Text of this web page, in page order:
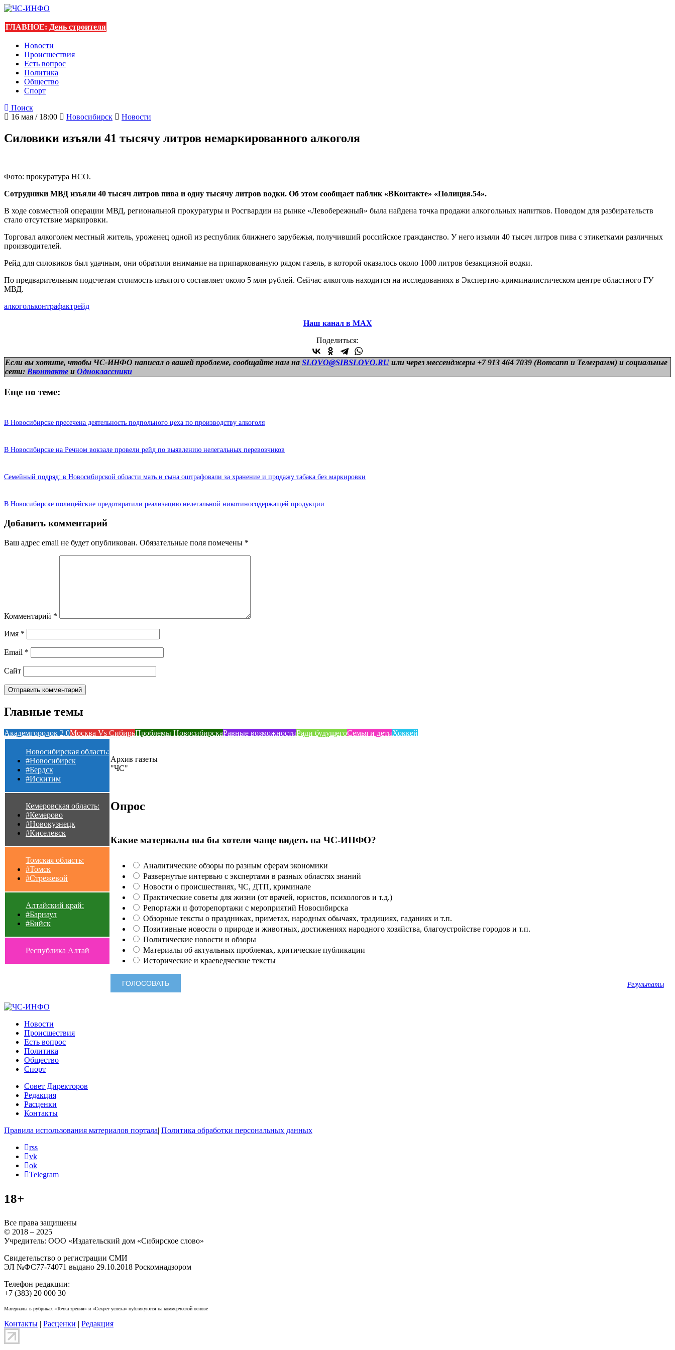
ГЛАВНОЕ: День строителя
Новости
Происшествия
Есть вопрос
Политика
Общество
Спорт
Поиск
16 мая / 18:00
Новосибирск Новости
Силовики изъяли 41 тысячу литров немаркированного алкоголя
Фото: прокуратура НСО.
Сотрудники МВД изъяли 40 тысяч литров пива и одну тысячу литров водки. Об этом сообщает паблик «ВКонтакте» «Полиция.54».
В ходе совместной операции МВД, региональной прокуратуры и Росгвардии на рынке «Левобережный» была найдена точка продажи алкогольных напитков. Поводом для разбирательств
стало отсутствие маркировки.
Торговал алкоголем местный житель, уроженец одной из республик ближнего зарубежья, получивший российское гражданство. У него изъяли 40 тысяч литров пива с этикетками различных
производителей.
Рейд для силовиков был удачным, они обратили внимание на припаркованную рядом газель, в которой оказалось около 1000 литров безакцизной водки.
По предварительным подсчетам стоимость изъятого составляет около 5 млн рублей. Сейчас алкоголь находится на исследованиях в Экспертно-криминалистическом центре областного ГУ
МВД.
алкогольконтрафактрейд
Наш канал в МАХ
Поделиться:
Если вы хотите, чтобы ЧС-ИНФО написал о вашей проблеме, сообщайте нам на SLOVO@SIBSLOVO.RU или через мессенджеры +7 913 464 7039 (Вотсапп и Телеграмм) и социальные
сети: Вконтакте и Одноклассники
Еще по теме:
В Новосибирске пресечена деятельность подпольного цеха по производству алкоголя
В Новосибирске на Речном вокзале провели рейд по выявлению нелегальных перевозчиков
Семейный подряд: в Новосибирской области мать и сына оштрафовали за хранение и продажу табака без маркировки
В Новосибирске полицейские предотвратили реализацию нелегальной никотиносодержащей продукции
Добавить комментарий
Ваш адрес email не будет опубликован. Обязательные поля помечены *
Комментарий *
Имя *
Email *
Сайт
Главные темы
Академгородок 2.0Москва Vs СибирьПроблемы НовосибирскаРавные возможностиРади будущегоСемья и детиХоккей
Новосибирская область:
#Новосибирск
#Бердск
#Искитим
Кемеровская область:
#Кемерово
#Новокузнецк
#Киселевск
Томская область:
#Томск
#Стрежевой
Алтайский край:
#Барнаул
#Бийск
Республика Алтай
Архив газеты
"ЧС"
Опрос
Какие материалы вы бы хотели чаще видеть на ЧС-ИНФО?
Аналитические обзоры по разным сферам экономики
Развернутые интервью с экспертами в разных областях знаний
Новости о происшествиях, ЧС, ДТП, криминале
Практические советы для жизни (от врачей, юристов, психологов и т.д.)
Репортажи и фоторепортажи с мероприятий Новосибирска
Обзорные тексты о праздниках, приметах, народных обычаях, традициях, гаданиях и т.п.
Позитивные новости о природе и животных, достижениях народного хозяйства, благоустройстве городов и т.п.
Политические новости и обзоры
Материалы об актуальных проблемах, критические публикации
Исторические и краеведческие тексты
Результаты
Новости
Происшествия
Есть вопрос
Политика
Общество
Спорт
Совет Директоров
Редакция
Расценки
Контакты
Правила использования материалов портала| Политика обработки персональных данных
rss
vk
ok
Telegram
18+
Все права защищены
© 2018 – 2025
Учредитель: ООО «Издательский дом «Сибирское слово»
Свидетельство о регистрации СМИ
ЭЛ №ФС77-74071 выдано 29.10.2018 Роскомнадзором
Телефон редакции:
+7 (383) 20 000 30
Материалы в рубриках «Точка зрения» и «Секрет успеха» публикуются на коммерческой основе
Контакты | Расценки | Редакция